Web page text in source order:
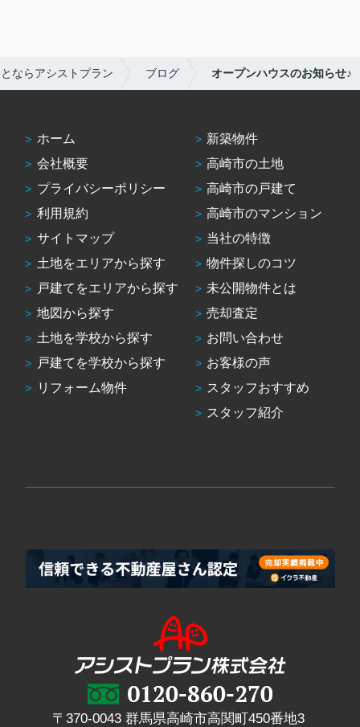
ならアシストプラン ブログ オープンハウスのお知らせ♪
ホーム
会社概要
プライバシーポリシー
利用規約
サイトマップ
土地をエリアから探す
戸建てをエリアから探す
地図から探す
土地を学校から探す
戸建てを学校から探す
リフォーム物件
新築物件
高崎市の土地
高崎市の戸建て
高崎市のマンション
当社の特徴
物件探しのコツ
未公開物件とは
売却査定
お問い合わせ
お客様の声
スタッフおすすめ
スタッフ紹介
〒370-0043 群馬県高崎市高関町450番地3